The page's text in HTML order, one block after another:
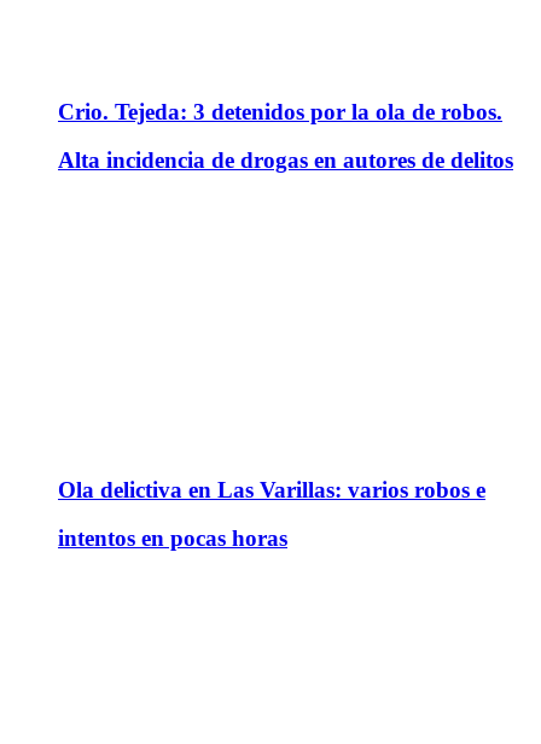
Crio. Tejeda: 3 detenidos por la ola de robos.
Alta incidencia de drogas en autores de delitos
Ola delictiva en Las Varillas: varios robos e
intentos en pocas horas